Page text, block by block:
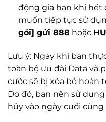
động gia hạn khi hết
muốn tiếp tục sử
gói] gửi 888 hoặc
Lưu ý: Ngay khi bạn
toàn bộ ưu đãi Data và
cước sẽ bị xóa bỏ hoàn
Do đó, bạn nên sử
hủy vào ngày cuối